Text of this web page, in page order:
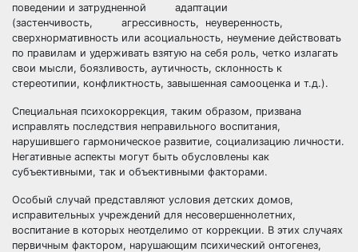
поведении и затрудненной адаптации
(застенчивость, агрессивность, неуверенность,
сверхнормативность или асоциальность, неумение действовать
по правилам и удерживать взятую на себя роль, четко излагать
свои мысли, боязливость, аутичность, склонность к
стереотипии, конфликтность, завышенная самооценка и т.д.).
Специальная психокоррекция, таким образом, призвана
исправлять последствия неправильного воспитания,
нарушившего гармоническое развитие, социализацию личности.
Негативные аспекты могут быть обусловлены как
субъективными, так и объективными факторами.
Особый случай представляют условия детских домов,
исправительных учреждений для несовершеннолетних,
воспитание в которых неотделимо от коррекции. В этих случаях
первичным фактором, нарушающим психический онтогенез,